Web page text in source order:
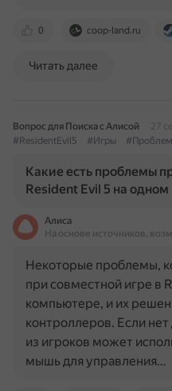
0 coop-land.ru
Читать далее
Вопрос для Поиска с Алисой
27
#ResidentEvil5
#Игры
Какие есть проблемы
Resident Evil 5 на
Алиса
На основе источников,
Некоторые проблемы,
при совместной игре в
компьютере, и их
контроллеров. Если
из игроков может
мышь для управления…